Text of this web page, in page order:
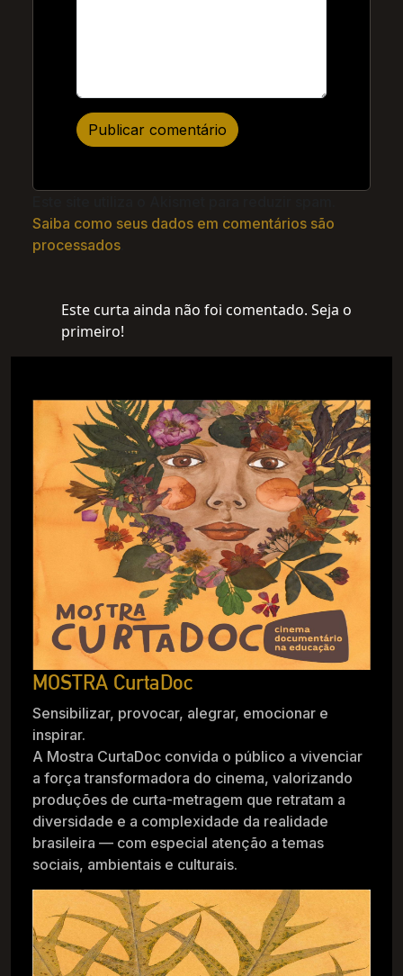
Saiba como seus dados em comentários são
processados
Este curta ainda não foi comentado. Seja o
primeiro!
MOSTRA CurtaDoc
Sensibilizar, provocar, alegrar, emocionar e
inspirar.
A Mostra CurtaDoc convida o público a vivenciar
a força transformadora do cinema, valorizando
produções de curta-metragem que retratam a
diversidade e a complexidade da realidade
brasileira — com especial atenção a temas
sociais, ambientais e culturais.